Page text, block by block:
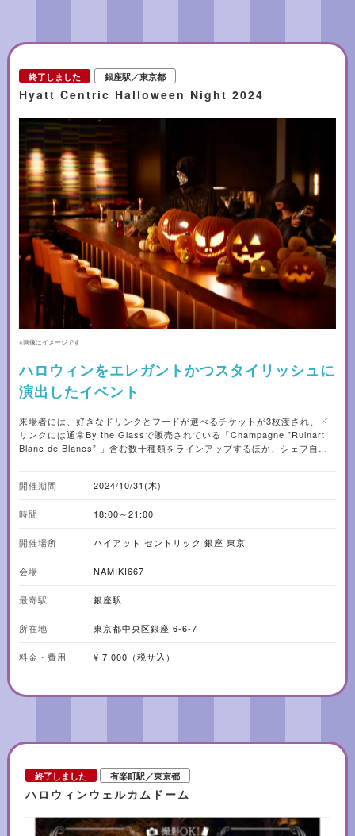
終了しました 銀座駅／東京都
Hyatt Centric Halloween Night 2024
※画像はイメージです
ハロウィンをエレガントかつスタイリッシュに
演出したイベント
来場者には、好きなドリンクとフードが選べるチケットが3枚渡され、ド
リンクには通常By the Glassで販売されている「Champagne ”Ruinart
Blanc de Blancs” 」含む数十種類をラインアップするほか、シェフ自慢
開催期間
2024/10/31(木)
時間 18:00～21:00
開催場所 ハイアット セントリック 銀座 東京
会場 NAMIKI667
最寄駅 銀座駅
所在地 東京都中央区銀座 6-6-7
料金・費用 ¥ 7,000（税サ込）
終了しました 有楽町駅／東京都
ハロウィンウェルカムドーム